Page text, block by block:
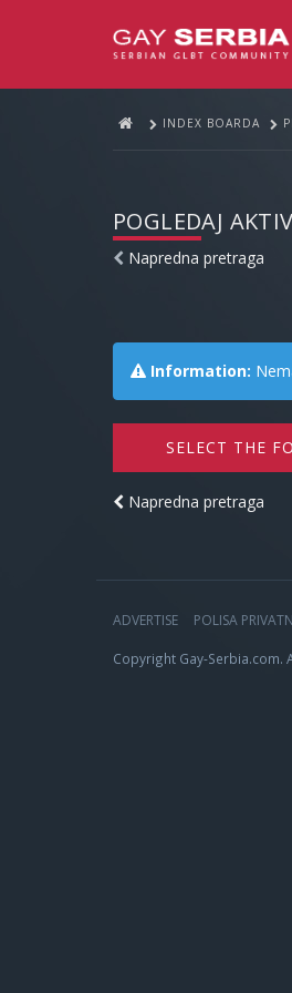
INDEX BOARDA
POGLEDAJ
Napredna pretraga
Information:
SELECT THE
Napredna pretraga
ADVERTISE POLISA
Copyright Gay-Serbia.com.